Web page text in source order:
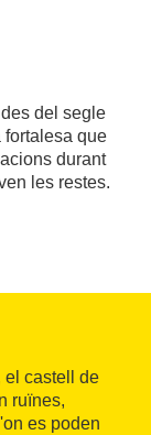
del segle
fortalesa que
durant
les restes.
el castell de
ruïnes,
es poden